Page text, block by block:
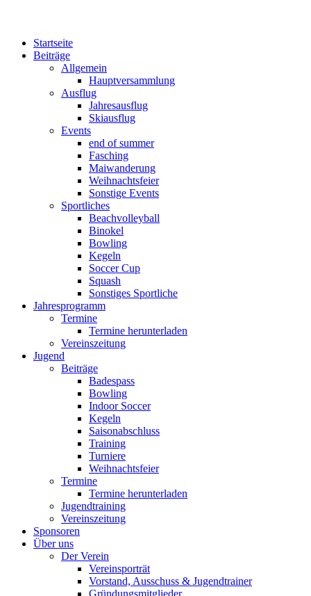
Startseite
Beiträge
Allgemein
Hauptversammlung
Ausflug
Jahresausflug
Skiausflug
Events
end of summer
Fasching
Maiwanderung
Weihnachtsfeier
Sonstige Events
Sportliches
Beachvolleyball
Binokel
Bowling
Kegeln
Soccer Cup
Squash
Sonstiges Sportliche
Jahresprogramm
Termine
Termine herunterladen
Vereinszeitung
Jugend
Beiträge
Badespass
Bowling
Indoor Soccer
Kegeln
Saisonabschluss
Training
Turniere
Weihnachtsfeier
Termine
Termine herunterladen
Jugendtraining
Vereinszeitung
Sponsoren
Über uns
Der Verein
Vereinsporträt
Vorstand, Ausschuss & Jugendtrainer
Gründungsmitglieder